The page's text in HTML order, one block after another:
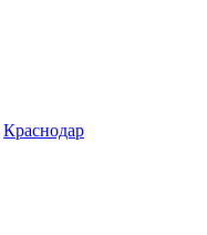
Краснодар